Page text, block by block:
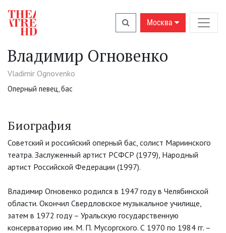
Москва
Владимир Огновенко
Vladimir Ognovenko
Оперный певец, бас
Биография
Советский и российский оперный бас, солист Мариинского
театра. Заслуженный артист РСФСР (1979), Народный
артист Российской Федерации (1997).
Владимир Огновенко родился в 1947 году в Челябинской
области. Окончил Свердловское музыкальное училище,
затем в 1972 году – Уральскую государственную
консерваторию им. М. П. Мусоргского. С 1970 по 1984 гг. –